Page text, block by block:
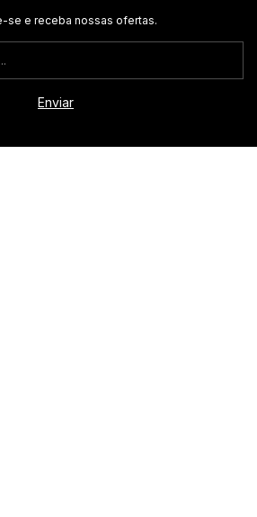
se e receba nossas ofertas.